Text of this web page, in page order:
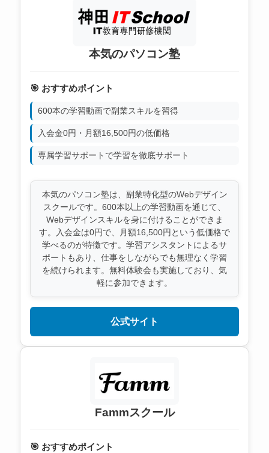
本気のパソコン塾
🎯 おすすめポイント
600本の学習動画で副業スキルを習得
入会金0円・月額16,500円の低価格
専属学習サポートで学習を徹底サポート
本気のパソコン塾は、副業特化型のWebデザイン
スクールです。600本以上の学習動画を通じて、
Webデザインスキルを身に付けることができま
す。入会金は0円で、月額16,500円という低価格で
学べるのが特徴です。学習アシスタントによるサ
ポートもあり、仕事をしながらでも無理なく学習
を続けられます。無料体験会も実施しており、気
軽に参加できます。
公式サイト
Fammスクール
🎯 おすすめポイント